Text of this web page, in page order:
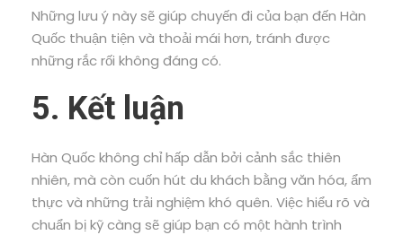
Những lưu ý này sẽ giúp chuyến đi của bạn đến Hàn
Quốc thuận tiện và thoải mái hơn, tránh được
những rắc rối không đáng có.
5. Kết luận
Hàn Quốc không chỉ hấp dẫn bởi cảnh sắc thiên
nhiên, mà còn cuốn hút du khách bằng văn hóa, ẩm
thực và những trải nghiệm khó quên. Việc hiểu rõ và
chuẩn bị kỹ càng sẽ giúp bạn có một hành trình